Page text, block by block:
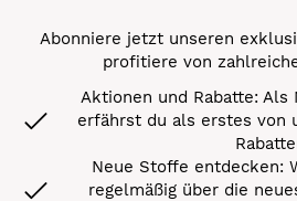
Abonniere jetzt unseren
profitiere von
Aktionen und Rabatte:
erfährst du als erstes von
Neue Stoffe entdecken:
regelmäßig über die